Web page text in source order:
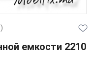
емкости 2210